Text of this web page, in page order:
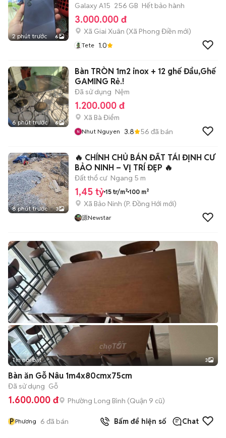
2 phút trước 6
Galaxy A15 256 GB Hết bảo hành
3.000.000 đ
Xã Giai Xuân (Xã Phong Điền mới)
Tete 1.0
6 phút trước 6
Bàn TRÒN 1m2 inox + 12 ghế Đẩu,Ghế
GAMING Rẻ.!
Đã sử dụng Nệm
1.200.000 đ
Xã Bà Điểm
Nhut Nguyen 3.8 56 đã bán
8 phút trước 3
🔥 CHÍNH CHỦ BÁN ĐẤT TÁI ĐỊNH CƯ
BẢO NINH – VỊ TRÍ ĐẸP 🔥
Đất thổ cư Ngang 5 m
1,45 tỷ 15 tr/m² 100 m²
Xã Bảo Ninh (P. Đồng Hới mới)
源Newstar
Tin nổi bật 3
Bàn ăn Gỗ Nâu 1m4x80cmx75cm
Đã sử dụng Gỗ
1.600.000 đ Phường Long Bình (Quận 9 cũ)
P Phương 6 đã bán Bấm để hiện số Chat